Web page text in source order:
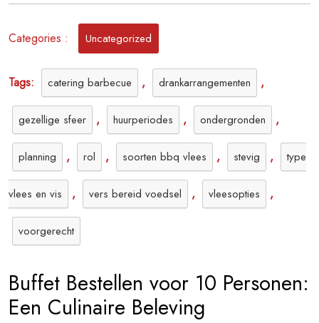
Categories : Uncategorized
Tags: catering barbecue , drankarrangementen ,
gezellige sfeer , huurperiodes , ondergronden ,
planning , rol , soorten bbq vlees , stevig , type
vlees en vis , vers bereid voedsel , vleesopties ,
voorgerecht
Buffet Bestellen voor 10 Personen:
Een Culinaire Beleving